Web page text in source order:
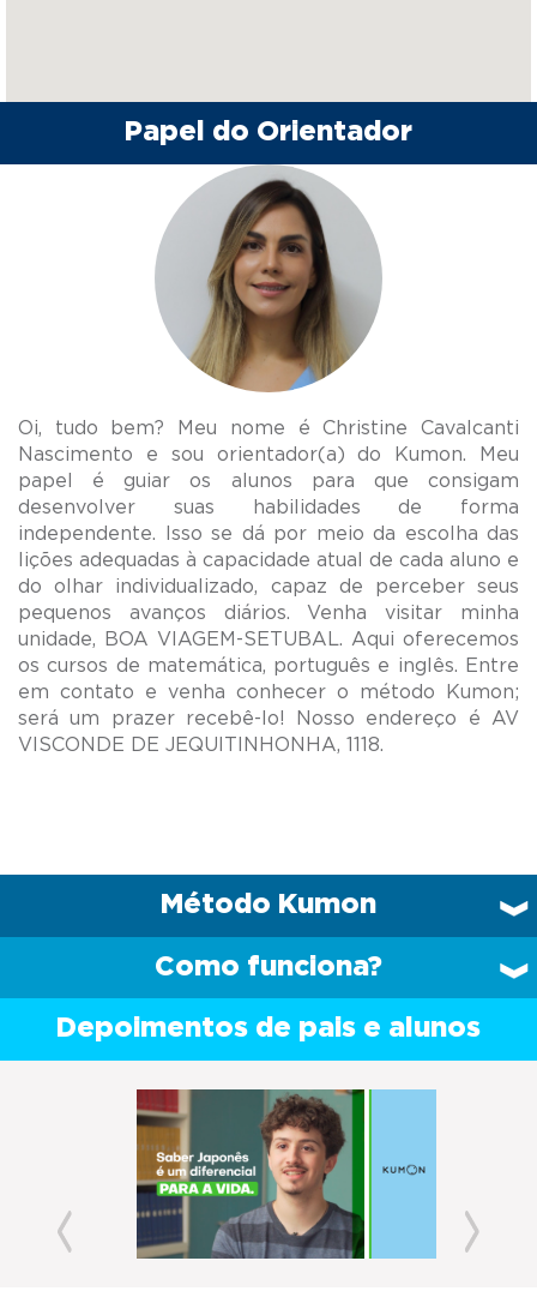
Papel do Orientador
Oi, tudo bem? Meu nome é Christine Cavalcanti
Nascimento e sou orientador(a) do Kumon. Meu
papel é guiar os alunos para que consigam
desenvolver suas habilidades de forma
independente. Isso se dá por meio da escolha das
lições adequadas à capacidade atual de cada aluno e
do olhar individualizado, capaz de perceber seus
pequenos avanços diários. Venha visitar minha
unidade, BOA VIAGEM-SETUBAL. Aqui oferecemos
os cursos de matemática, português e inglês. Entre
em contato e venha conhecer o método Kumon;
será um prazer recebê-lo! Nosso endereço é AV
Método Kumon
Como funciona?
Depoimentos de pais e alunos
Previous